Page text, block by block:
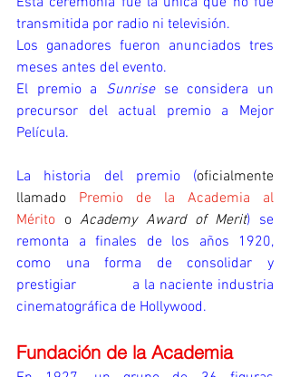
transmitida por radio ni televisión.
Los ganadores fueron anunciados tres
meses antes del evento.
El premio a Sunrise se considera un
precursor del actual premio a Mejor
Película.
La historia del premio (oficialmente
llamado Premio de la Academia al
Mérito o Academy Award of Merit) se
remonta a finales de los años 1920,
como una forma de consolidar y
prestigiar            a la naciente industria
cinematográfica de Hollywood.
Fundación de la Academia